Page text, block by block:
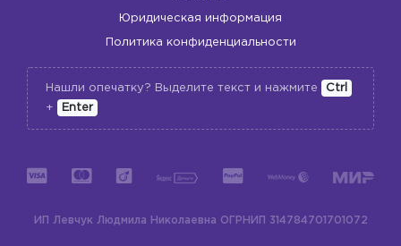
Юридическая информация
Политика конфиденциальности
Нашли опечатку? Выделите текст и нажмите
Ctrl
+
Enter
ИП Левчук Людмила Николаевна ОГРНИП 314784701701072